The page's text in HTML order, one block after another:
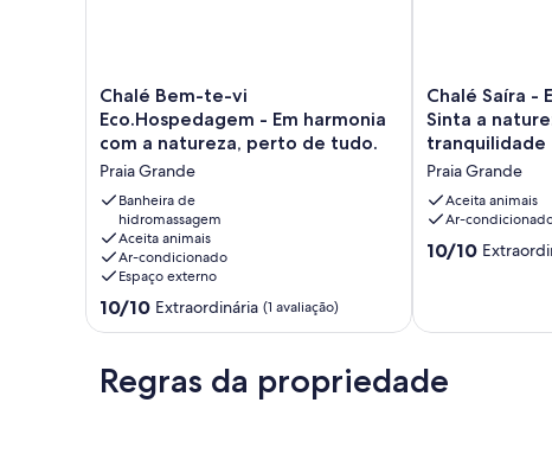
Chalé
Bem-
vi
Eco.Hospedagem
-
Em
harmonia
com
a
natureza,
perto
tudo.
Praia
Chalé Bem-te-vi
Eco.Hospedagem - Em harmonia
com a natureza, perto de tudo.
Praia Grande
Banheira de
hidromassagem
Aceita animais
Ar-condicionado
Espaço externo
10.0
Extraordinária,
(1
10/10 Extraordinária (1 avaliação)
Chalé
Saíra
-
Eco.Hospedagem.
Sinta
a
natureza
imerso
em
tranquilidade
Grande
Chalé Saíra -
Sinta a
tranquilidade
Praia Grande
Aceita animais
Ar-
10.0
(1
10/10
Regras da propriedade